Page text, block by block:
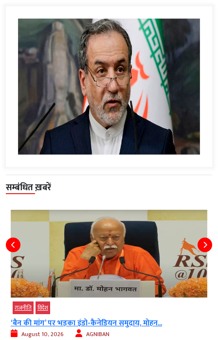
सम्बंधित ख़बरें
विदेश
पाकिस्तान में मिला प्लास्टिक तोड़ने वाला फंगस, 2...
August 10, 2026 AGNIBAN